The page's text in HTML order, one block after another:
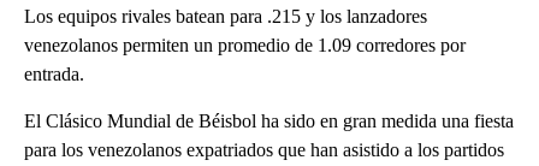
Los equipos rivales batean para .215 y los lanzadores
venezolanos permiten un promedio de 1.09 corredores por
entrada.
El Clásico Mundial de Béisbol ha sido en gran medida una fiesta
para los venezolanos expatriados que han asistido a los partidos